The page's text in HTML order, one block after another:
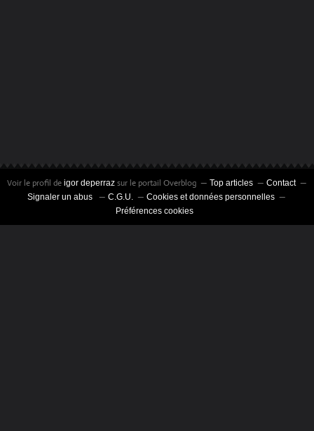
Voir le profil de igor deperraz sur le portail Overblog Top articles
Contact
Signaler un abus
C.G.U.
Cookies et données personnelles
Préférences cookies